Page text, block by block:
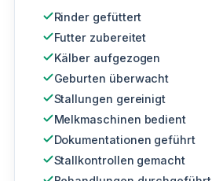
Rinder gefüttert
Futter zubereitet
Kälber aufgezogen
Geburten überwacht
Stallungen gereinigt
Melkmaschinen bedient
Dokumentationen geführt
Stallkontrollen gemacht